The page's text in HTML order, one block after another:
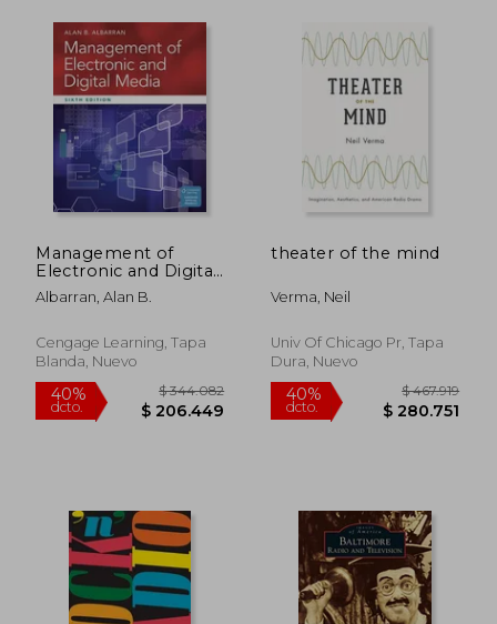
50%
Management of
Electronic and Digital
Media (en Inglés)
Albarran, Alan B.
Cengage Learning, Tapa
Blanda, Nuevo
theater of the mind
Verma, Neil
Univ Of Chicago Pr, Tapa
Dura, Nuevo